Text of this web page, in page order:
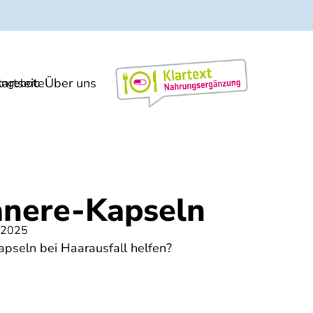
Über uns
Markt/Meinung
Kapseln
bei Haarausfall helfen?